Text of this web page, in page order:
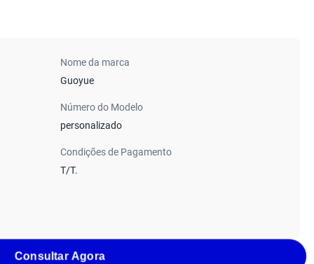
Nome da marca
Guoyue
Número do Modelo
personalizado
Condições de Pagamento
T/T.
Consultar Agora